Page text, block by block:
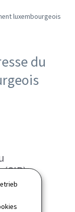
luxembourgeois
du